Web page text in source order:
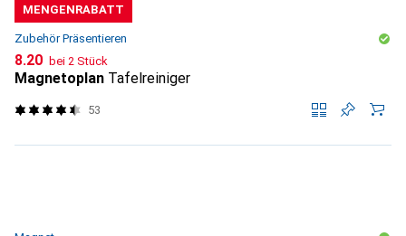
MENGENRABATT
Zubehör Präsentieren
CHF
8.20 bei 2 Stück
Magnetoplan Tafelreiniger
53